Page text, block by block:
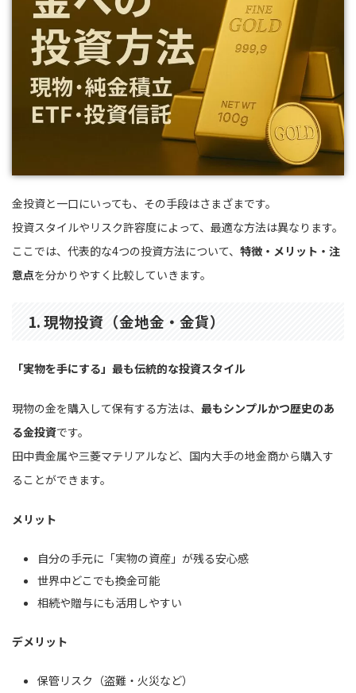
金投資と一口にいっても、その手段はさまざまです。
投資スタイルやリスク許容度によって、最適な方法は異なります。
ここでは、代表的な4つの投資方法について、 特徴・メリット・注
意点を分かりやすく比較していきます。
1. 現物投資（金地金・金貨）
「実物を手にする」最も伝統的な投資スタイル
現物の金を購入して保有する方法は、 最もシンプルかつ歴史のあ
る金投資です。
田中貴金属や三菱マテリアルなど、国内大手の地金商から購入す
ることができます。
メリット
自分の手元に「実物の資産」が残る安心感
世界中どこでも換金可能
相続や贈与にも活用しやすい
デメリット
保管リスク（盗難・火災など）